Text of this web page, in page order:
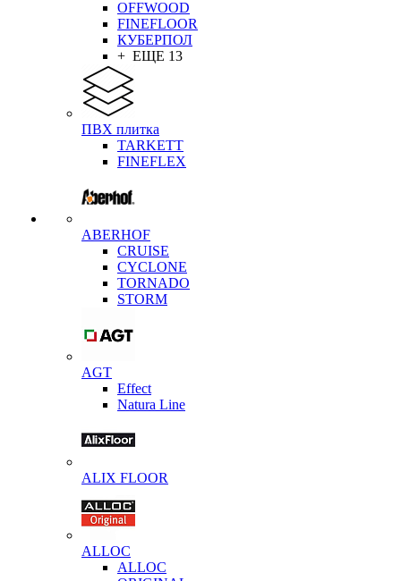
OFFWOOD
FINEFLOOR
КУБЕРПОЛ
+ ЕЩЕ 13
ПВХ плитка
TARKETT
FINEFLEX
ABERHOF
CRUISE
CYCLONE
TORNADO
STORM
AGT
Effect
Natura Line
ALIX FLOOR
ALLOC
ALLOC